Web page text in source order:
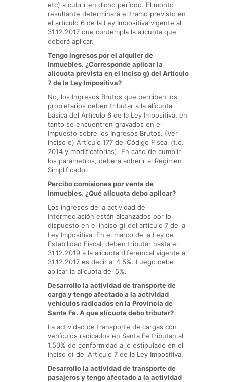
etc) a cubrir en dicho período. El monto
resultante determinará el tramo previsto en
el artículo 6 de la Ley Impositiva vigente al
31.12.2017 que contempla la alícuota que
deberá aplicar.
Tengo ingresos por el alquiler de
inmuebles. ¿Corresponde aplicar la
alícuota prevista en el inciso g) del Artículo
7 de la Ley Impositiva?
No, los Ingresos Brutos que perciben los
propietarios deben tributar a la alícuota
básica del Artículo 6 de la Ley Impositiva, en
tanto se encuentren gravados en el
Impuesto sobre los Ingresos Brutos. (Ver
inciso e) Artículo 177 del Código Fiscal (t.o.
2014 y modificatorias). En caso de cumplir
los parámetros, deberá adherir al Régimen
Simplificado.
Percibo comisiones por venta de
inmuebles. ¿Qué alícuota debo aplicar?
Los ingresos de la actividad de
intermediación están alcanzados por lo
dispuesto en el inciso g) del artículo 7 de la
Ley Impositiva. En el marco de la Ley de
Estabilidad Fiscal, deben tributar hasta el
31.12.2019 a la alícuota diferencial vigente al
31.12.2017 es decir al 4.5%. Luego debe
aplicar la alícuota del 5%.
Desarrollo la actividad de transporte de
carga y tengo afectado a la actividad
vehículos radicados en la Provincia de
Santa Fe. A que alícuota debo tributar?
La actividad de transporte de cargas con
vehículos radicados en Santa Fe tributan al
1.50% de conformidad a lo estipulado en el
inciso c) del Artículo 7 de la Ley Impositiva.
Desarrollo la actividad de transporte de
pasajeros y tengo afectado a la actividad